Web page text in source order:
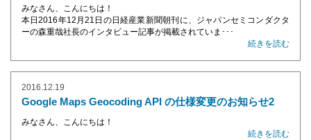
みなさん、こんにちは！
本日2016年12月21日の日経産業新聞朝刊に、ジャパンセミコンダクタ
ーの森重哉社長のインタビュー記事が掲載されていま･･･
続きを読む
2016.12.19
Google Maps Geocoding API の仕様変更のお知らせ2
みなさん、こんにちは！
続きを読む